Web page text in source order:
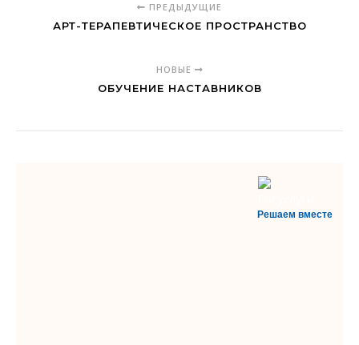
ПРЕДЫДУЩИЕ
АРТ-ТЕРАПЕВТИЧЕСКОЕ ПРОСТРАНСТВО
НОВЫЕ
ОБУЧЕНИЕ НАСТАВНИКОВ
Решаем вместе